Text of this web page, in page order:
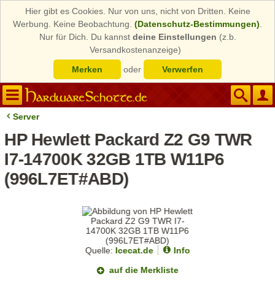
Hier gibt es Cookies. Nur von uns, nicht von Dritten. Keine
Werbung. Keine Beobachtung. (Datenschutz-Bestimmungen)
Nur für Dich. Du kannst deine Einstellungen (z.b.
Versandkostenanzeige)
Merken
oder Verwerfen
Server
HP Hewlett Packard Z2 G9 TWR
I7-14700K 32GB 1TB W11P6
(996L7ET#ABD)
Quelle: Icecat.de
Info
auf die Merkliste